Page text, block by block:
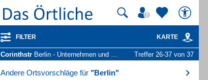
FILTER KARTE
Corinthstr Berlin - Unternehmen und Personen Treffer 26-37 von 37
Andere Ortsvorschläge für "Berlin"